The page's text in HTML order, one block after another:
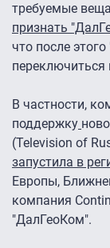
требуемые
признать
что после
В частности,
поддержку
(Television of
запустила в
Европы,
компания
"ДалГеоКом".